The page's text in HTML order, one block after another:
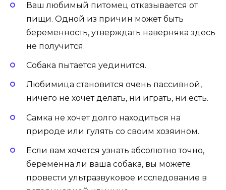
Ваш любимый питомец отказывается от
пищи. Одной из причин может быть
беременность, утверждать наверняка здесь
не получится.
Собака пытается уединится.
Любимица становится очень пассивной,
ничего не хочет делать, ни играть, ни есть.
Самка не хочет долго находиться на
природе или гулять со своим хозяином.
Если вам хочется узнать абсолютно точно,
беременна ли ваша собака, вы можете
провести ультразвуковое исследование в